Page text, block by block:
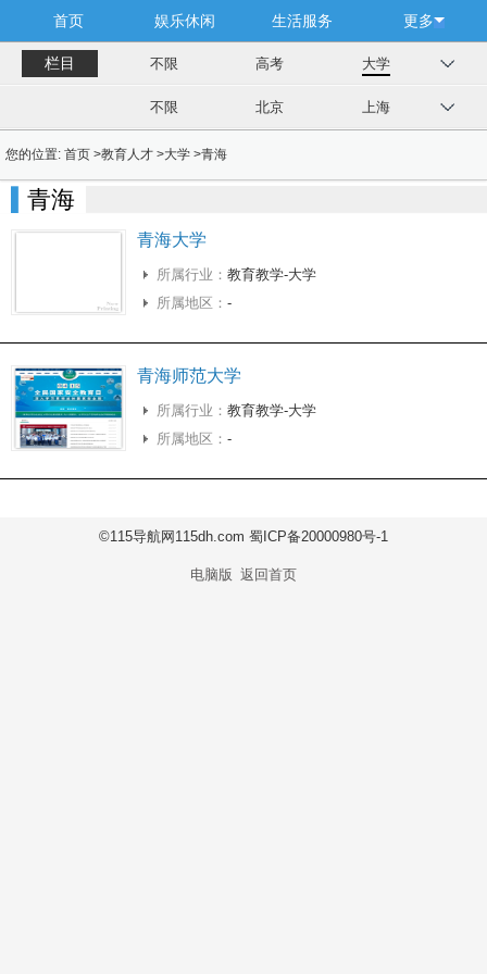
首页 娱乐休闲 生活服务 更多
栏目 不限 高考 大学
不限 北京 上海
您的位置: 首页 >教育人才 >大学 >青海
青海
青海大学
所属行业： 教育教学-大学
所属地区： -
青海师范大学
所属行业： 教育教学-大学
所属地区： -
©115导航网115dh.com 蜀ICP备20000980号-1
电脑版 返回首页